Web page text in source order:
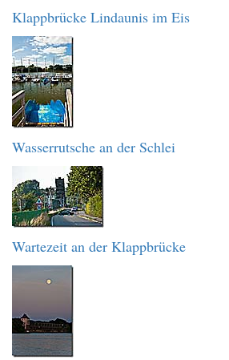
Klappbrücke Lindaunis im Eis
Wasserrutsche an der Schlei
Wartezeit an der Klappbrücke